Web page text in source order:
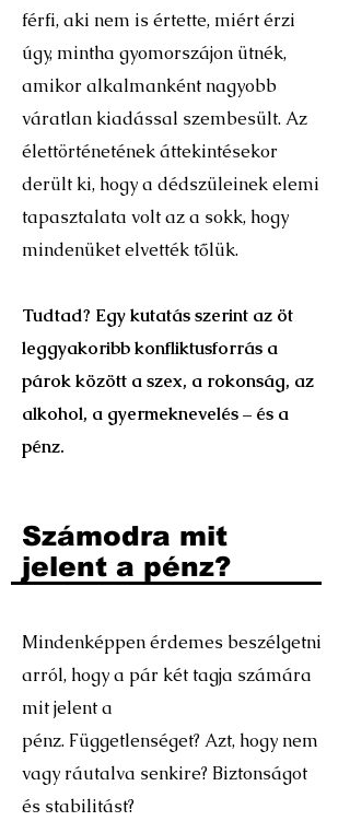
férfi, aki nem is értette, miért érzi
úgy, mintha gyomorszájon ütnék,
amikor alkalmanként nagyobb
váratlan kiadással szembesült. Az
élettörténetének áttekintésekor
derült ki, hogy a dédszüleinek elemi
tapasztalata volt az a sokk, hogy
mindenüket elvették tőlük.
Tudtad? Egy kutatás szerint az öt
leggyakoribb konfliktusforrás a
párok között a szex, a rokonság, az
alkohol, a gyermeknevelés – és a
pénz.
Számodra mit
jelent a pénz?
Mindenképpen érdemes beszélgetni
arról, hogy a pár két tagja számára
mit jelent a
pénz. Függetlenséget? Azt, hogy nem
vagy ráutalva senkire? Biztonságot
és stabilitást?